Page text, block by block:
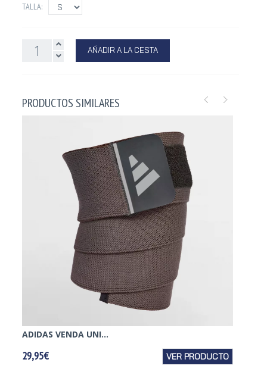
TALLA:
AÑADIR A LA CESTA
PRODUCTOS SIMILARES
ADIDAS VENDA UNI...
29,95€ VER PRODUCTO